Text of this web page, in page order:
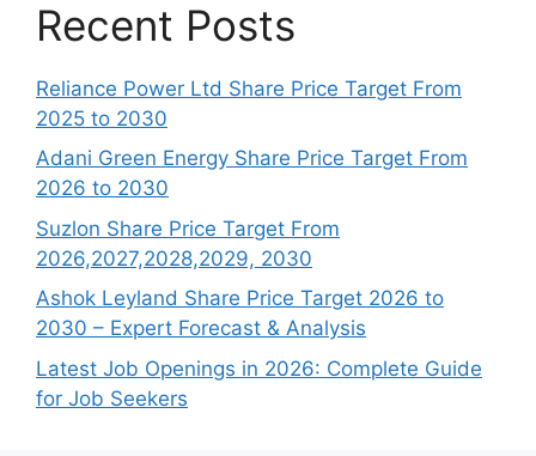
Recent Posts
Reliance Power Ltd Share Price Target From
2025 to 2030
Adani Green Energy Share Price Target From
2026 to 2030
Suzlon Share Price Target From
2026,2027,2028,2029, 2030
Ashok Leyland Share Price Target 2026 to
2030 – Expert Forecast & Analysis
Latest Job Openings in 2026: Complete Guide
for Job Seekers